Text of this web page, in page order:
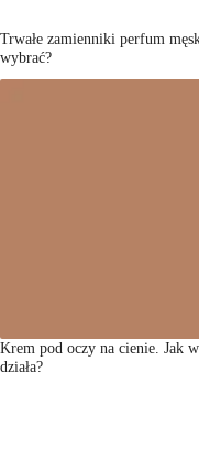
Trwałe zamienniki perfum
wybrać?
Krem pod oczy na cienie. Jak
działa?